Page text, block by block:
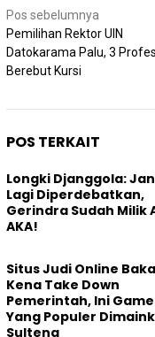
Navigasi
pos
Pos sebelumnya
Pemilihan Rektor UIN
Datokarama Palu, 3
Berebut Kursi
POS TERKAIT
Longki Djanggola:
Lagi Diperdebatkan,
Gerindra Sudah Milik
AKA!
Situs Judi Online
Kena Take Down
Pemerintah, Ini
Yang Populer
Sulteng